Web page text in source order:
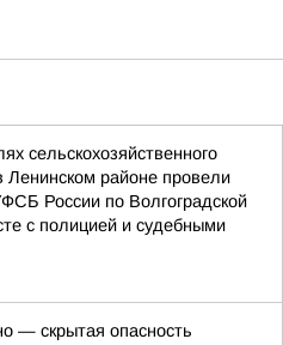
сельскохозяйственного
Ленинском районе провели
России по Волгоградской
с полицией и судебными
— скрытая опасность